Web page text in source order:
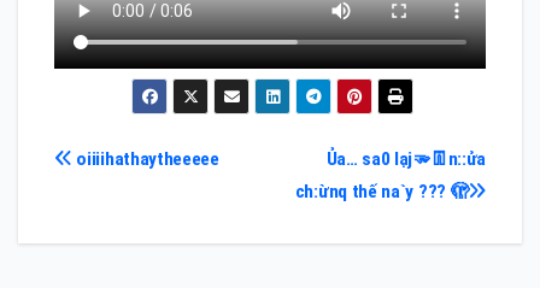
Điều
Ủa… sa0 lạj🫳👖n::ửa
ch:ừnq thế na`y ??? 🫣
oiiiihathaytheeeee